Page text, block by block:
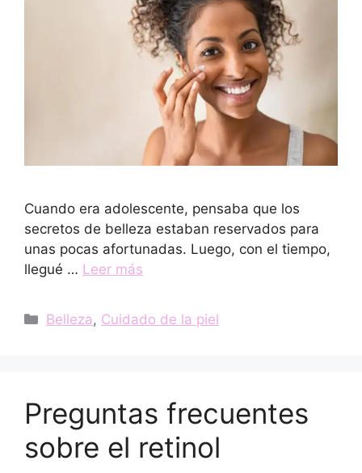
Cuando era adolescente, pensaba que los
secretos de belleza estaban reservados para
unas pocas afortunadas. Luego, con el tiempo,
llegué … Leer más
Categorías
Belleza, Cuidado de la piel
Preguntas frecuentes
sobre el retinol